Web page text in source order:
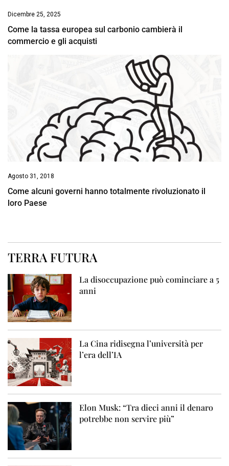
Dicembre 25, 2025
Come la tassa europea sul carbonio cambierà il
commercio e gli acquisti
Agosto 31, 2018
Come alcuni governi hanno totalmente rivoluzionato il
loro Paese
TERRA FUTURA
La disoccupazione può cominciare a 5
anni
La Cina ridisegna l’università per
l’era dell’IA
Elon Musk: “Tra dieci anni il denaro
potrebbe non servire più”